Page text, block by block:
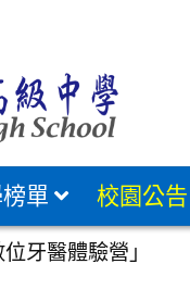
單 校園公告
牙醫體驗營」